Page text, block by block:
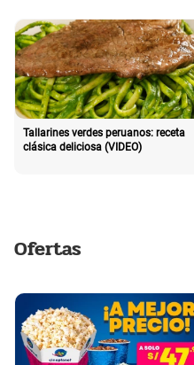
Tallarines verdes peruanos: receta
clásica deliciosa (VIDEO)
Ofertas